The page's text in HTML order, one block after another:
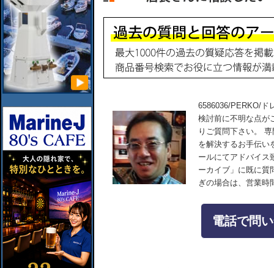
6586036/PERKO/ド
検討前に不明な点が
りご質問下さい。
を解決するお手伝い
ールにてアドバイス
ーカイブ」に既に質
ぎの場合は、営業時
電話で問